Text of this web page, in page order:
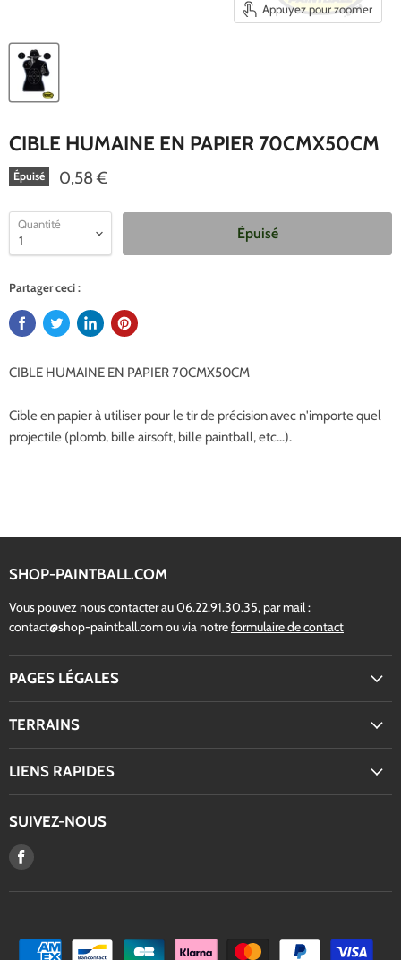
Appuyez pour zoomer
CIBLE HUMAINE EN PAPIER 70CMX50CM
Épuisé 0,58 €
Quantité
Épuisé
Partager ceci :
CIBLE HUMAINE EN PAPIER 70CMX50CM
Cible en papier à utiliser pour le tir de précision avec n'importe quel
projectile (plomb, bille airsoft, bille paintball, etc...).
SHOP-PAINTBALL.COM
Vous pouvez nous contacter au 06.22.91.30.35, par mail :
contact@shop-paintball.com ou via notreformulaire de contact
PAGES LÉGALES
TERRAINS
LIENS RAPIDES
SUIVEZ-NOUS
Trouvez-
sur